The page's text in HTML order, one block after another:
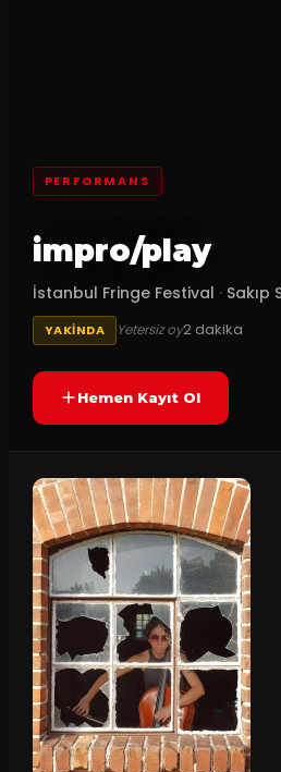
PERFORMANS
impro/play
İstanbul Fringe Festival · Sakıp
YAKINDA Yetersiz oy2 dakika
Hemen Kayıt Ol